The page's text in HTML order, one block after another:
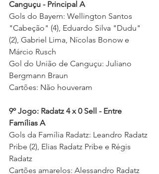
Canguçu - Principal A
Gols do Bayern: Wellington Santos
"Cabeção" (4), Eduardo Silva "Dudu"
(2), Gabriel Lima, Nícolas Bonow e
Márcio Rusch
Gol do União de Canguçu: Juliano
Bergmann Braun
Cartões: Não houveram
9º Jogo: Radatz 4 x 0 Sell - Entre
Famílias A
Gols da Família Radatz: Leandro Radatz
Pribe (2), Elias Radatz Pribe e Régis
Radatz
Cartões amarelos: Alessandro Radatz